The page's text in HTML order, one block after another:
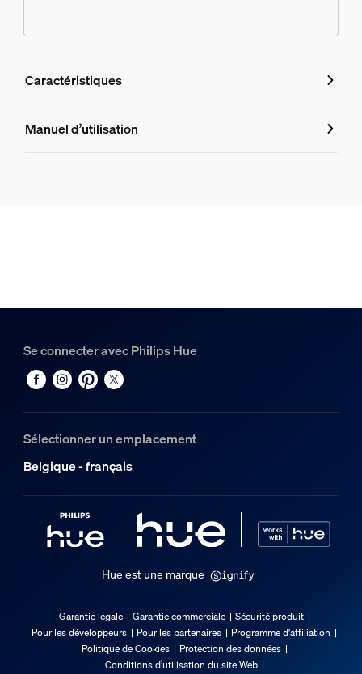
Caractéristiques
Caractéristiques
Matériaux
Durée de vie
Options/accessoires inclus
Piles fournies
Gradable avec l'application et la télécommande Hue
Caractéristiques lumineuses
Manuel d’utilisation
Se connecter avec Philips Hue
Sélectionner un emplacement
Belgique - français
Hue est une marque
Garantie légale Garantie commerciale
Sécurité produit
Pour les développeurs
Pour les partenaires
Programme d'affiliation
Politique de Cookies
Protection des données
Conditions d’utilisation du site Web